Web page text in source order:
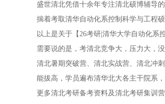
盛世清北凭借十余年专注清北硕博辅导
揣着考取清华自动化系控制科学与工程
以上是关于【26考研|清华大学自动化系
需要说的是，考清北竞争大，压力大，
清北暑期突破营、清北实战营、清北冲
能拔高，学员遍布清华北大各主干院系，
更多清北考研备考资料及清北考研集训